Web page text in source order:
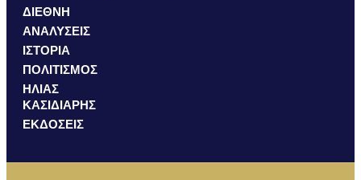
ΔΙΕΘΝΗ
ΑΝΑΛΥΣΕΙΣ
ΙΣΤΟΡΙΑ
ΠΟΛΙΤΙΣΜΟΣ
ΗΛΙΑΣ
ΚΑΣΙΔΙΑΡΗΣ
ΕΚΔΟΣΕΙΣ